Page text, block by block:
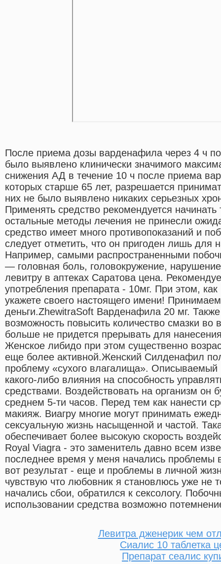
После приема дозы варденафила через 4 ч
было выявлено клинически значимого
снижения АД в течение 10 ч после приема
которых старше 65 лет, разрешается
них не было выявлено никаких серьезных
Применять средство рекомендуется начинать
остальные методы лечения не принесли
средство имеет много противопоказаний и
следует отметить, что он пригоден лишь для
Например, самыми распространенными
— головная боль, головокружение,
левитру в аптеках Саратова цена.
употребления препарата - 10мг. При этом,
укажете своего настоящего имени!
деньги.ZhewitraSoft Варденафила 20 мг.
возможность повысить количество смазки во
больше не придется прерывать для
Женское либидо при этом существенно
еще более активной.Женский Силденафил
проблему «сухого влагалища». Описываемый
какого-либо влияния на способность
средствами. Воздействовать на организм он
среднем 5-ти часов. Перед тем как нанести
макияж. Виагру многие могут принимать
сексуальную жизнь насыщенной и частой.
обеспечивает более высокую скорость
Royal Viagra - это заменитель давно всем
последнее время у меня начались проблемы
вот результат - еще и проблемы в личной
чувствую что любовник я становлюсь уже не
начались сбои, обратился к сексологу.
использовании средства возможно
Левитра дженерик чем
Сиалис 10 таблетка
Препарат сеалис